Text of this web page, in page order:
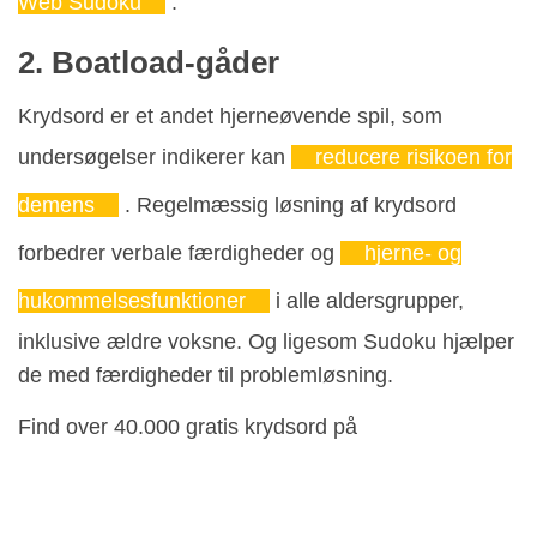
2. Boatload-gåder
Krydsord er et andet hjerneøvende spil, som
undersøgelser indikerer kan
reducere risikoen for
demens
. Regelmæssig løsning af krydsord
forbedrer verbale færdigheder og
hjerne- og
hukommelsesfunktioner
i alle aldersgrupper,
inklusive ældre voksne. Og ligesom Sudoku hjælper
de med færdigheder til problemløsning.
Find over 40.000 gratis krydsord på